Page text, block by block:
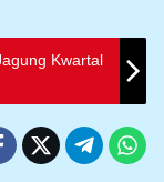
Kwartal